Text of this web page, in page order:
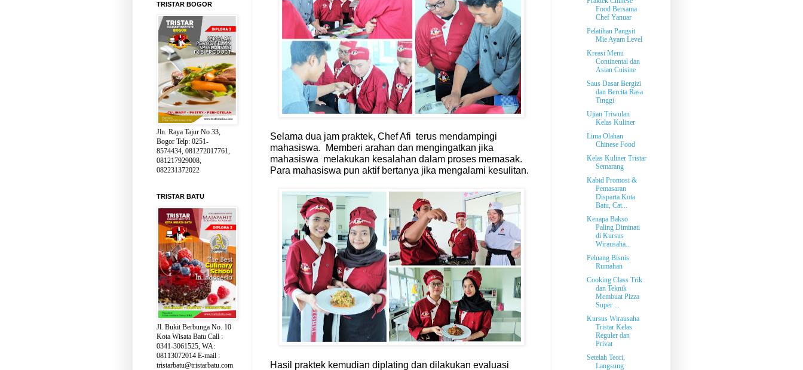
Selama dua jam praktek, Chef Afi terus mendampingi
mahasiswa.
Memberi arahan dan mengingatkan jika
mahasiswa melakukan kesalahan dalam proses memasak.
Para mahasiswa pun aktif bertanya jika mengalami kesulitan.
Hasil praktek kemudian diplating dan dilakukan evaluasi
TRISTAR BOGOR
Jln. Raya Tajur No 33,
Bogor Telp: 0251-
8574434, 081272017761,
081217929008,
082231372022
TRISTAR BATU
Jl. Bukit Berbunga No. 10
Kota Wisata Batu Call :
0341-3061525, WA:
08113072014 E-mail :
tristarbatu@tristarbatu.com
Food Bersama
Chef Yanuar
Pelatihan Pangsit
Mie Ayam Level
Kreasi Menu
Continental dan
Asian Cuisine
Saus Dasar Bergizi
dan Bercita Rasa
Tinggi
Ujian Triwulan
Kelas Kuliner
Lima Olahan
Chinese Food
Kelas Kuliner Tristar
Semarang
Kabid Promosi &
Pemasaran
Disparta Kota
Batu, Cat...
Kenapa Bakso
Paling Diminati
di Kursus
Wirausaha...
Peluang Bisnis
Rumahan
Cooking Class Trik
dan Teknik
Membuat Pizza
Super ...
Kursus Wirausaha
Tristar Kelas
Reguler dan
Privat
Setelah Teori,
Langsung